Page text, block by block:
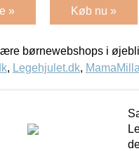
» Køb nu »
børnewebshops i
, Legehjulet.dk,